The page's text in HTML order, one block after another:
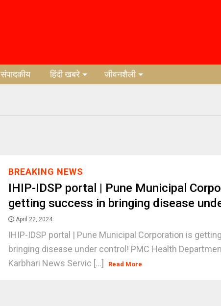
संपादकीय हिंदी खबरे जीवनशैली
BREAKING NEWS
IHIP-IDSP portal | Pune Municipal
getting success in bringing disease
April 22, 2024
IHIP-IDSP portal | Pune Municipal Corporation is
bringing disease under control! PMC Health
Karbhari News Servic [...]
Read More